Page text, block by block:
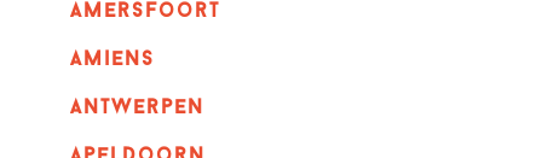
amersfoort
amiens
Antwerpen